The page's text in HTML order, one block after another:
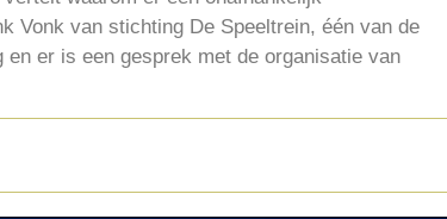
Vonk van stichting De Speeltrein, één van de
er is een gesprek met de organisatie van